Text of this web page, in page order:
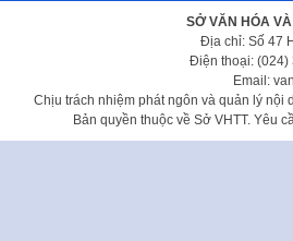
SỞ VĂN HÓA
Địa chỉ: Số 47
Điện thoại: (024)
Email:
Chịu trách nhiệm phát ngôn và quản lý nội
Bản quyền thuộc về Sở VHTT. Yêu